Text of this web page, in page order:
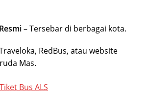
– Tersebar di berbagai kota.
RedBus, atau website
Mas.
Bus ALS